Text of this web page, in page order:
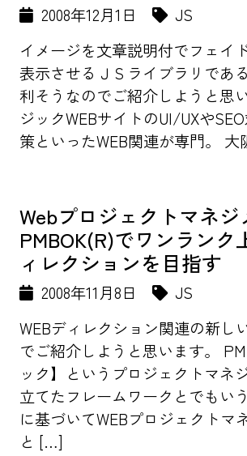
2008年12月1日
JS
イメージを文章説明付でフェイ
表示させるＪＳライブラリであ
利そうなのでご紹介しようと思
ジックWEBサイトのUI/UXや
策といったWEB関連が専門。
Webプロジェクトマネ
PMBOK(R)でワンランク
ィレクションを目指す
2008年11月8日
JS
WEBディレクション関連の新し
でご紹介しようと思います。
ック】というプロジェクトマネ
立てたフレームワークとでもい
に基づいてWEBプロジェクトマ
と […]